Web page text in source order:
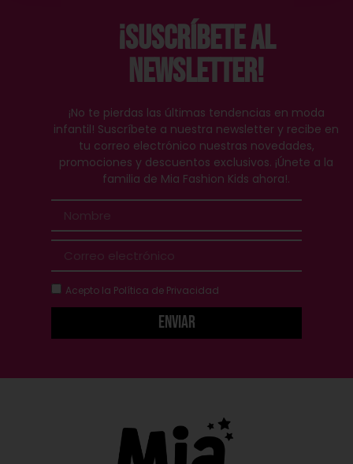
¡Suscríbete al
Newsletter!
¡No te pierdas las últimas tendencias en moda
infantil! Suscríbete a nuestra newsletter y recibe en
tu correo electrónico nuestras novedades,
promociones y descuentos exclusivos. ¡Únete a la
familia de Mia Fashion Kids ahora!.
Acepto la Política de Privacidad
Enviar